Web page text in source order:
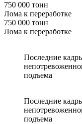
750 000 тонн
Лома к переработке
750 000 тонн
Лома к переработке
Последние
подъема
Последние
подъема